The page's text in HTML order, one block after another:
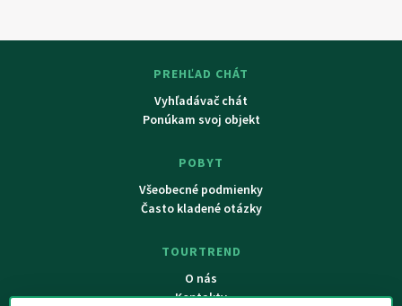
PREHĽAD CHÁT
Vyhľadávač chát
Ponúkam svoj objekt
POBYT
Všeobecné podmienky
Často kladené otázky
TOURTREND
O nás
Kontakty